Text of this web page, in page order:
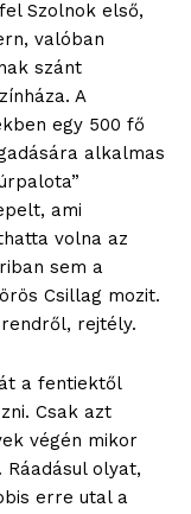
Szolnok első,
valóban
szánt
A
egy 500 fő
alkalmas
ami
volna az
sem a
Csillag mozit.
rejtély.
a fentiektől
Csak azt
végén mikor
olyat,
erre utal a